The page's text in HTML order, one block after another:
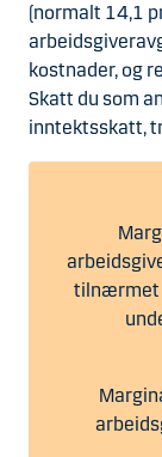
(normalt 14,1
kostnader, og
Skatt du som
inntektsskatt,
tilnærmet